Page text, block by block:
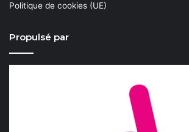
Politique de cookies (UE)
Propulsé par